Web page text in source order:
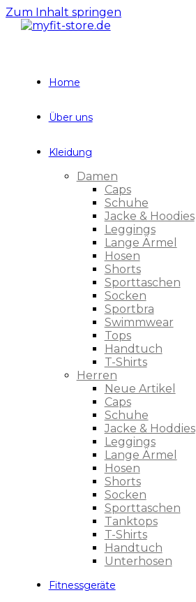
Zum Inhalt springen
Home
Über uns
Kleidung
Damen
Caps
Schuhe
Jacke & Hoodies
Leggings
Lange Ärmel
Hosen
Shorts
Sporttaschen
Socken
Sportbra
Swimmwear
Tops
Handtuch
T-Shirts
Herren
Neue Artikel
Caps
Schuhe
Jacke & Hoddies
Leggings
Lange Ärmel
Hosen
Shorts
Socken
Sporttaschen
Tanktops
T-Shirts
Handtuch
Unterhosen
Fitnessgeräte